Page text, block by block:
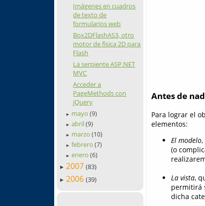
Imágenes en cuadros
de texto de
formularios web
Box2DFlashAS3, otro
motor de física 2D para
Flash
La serpiente ASP.NET
MVC
Acceder a
PageMethods con
jQuery
► mayo(9)
► abril(9)
► marzo(10)
► febrero(7)
► enero(6)
► 2007 (83)
► 2006 (39)
Antes de
Para lograr el
elementos:
El modelo,
(o
La vista,
permitirá
dicha